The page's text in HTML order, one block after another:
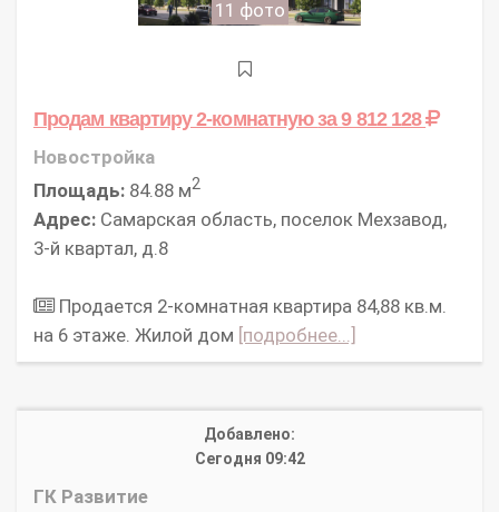
11 фото
Продам квартиру 2-комнатнуюза 9 812 128
Новостройка
Площадь: 84.88 м2
Адрес: Самарская область, поселок Мехзавод,
3-й квартал, д.8
Продается 2-комнатная квартира 84,88 кв.м.
на 6 этаже. Жилой дом [подробнее...]
Добавлено:
Сегодня 09:42
ГК Развитие